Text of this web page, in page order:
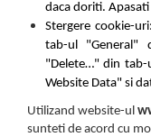
daca doriti.
Stergere cookie-
tab-ul "General"
"Delete…" din tab-
Website Data" si
Utilizand website-ul
sunteti de acord cu